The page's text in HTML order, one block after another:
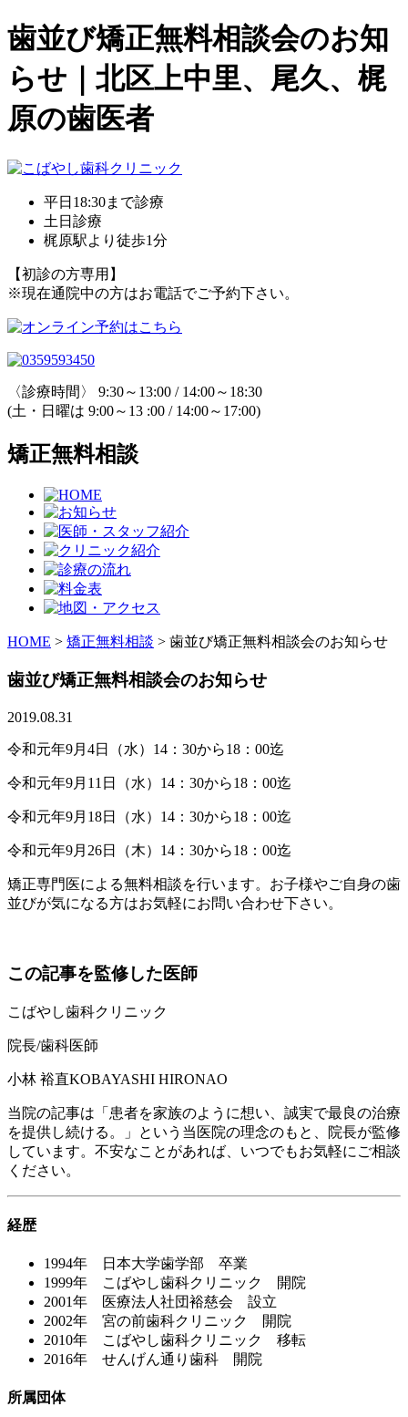
歯並び矯正無料相談会のお知
らせ｜北区上中里、尾久、梶
原の歯医者
平日18:30まで診療
土日診療
梶原駅より徒歩1分
【初診の方専用】
※現在通院中の方はお電話でご予約下さい。
〈診療時間〉 9:30～13:00 / 14:00～18:30
(土・日曜は 9:00～13 :00 / 14:00～17:00)
矯正無料相談
HOME > 矯正無料相談 > 歯並び矯正無料相談会のお知らせ
歯並び矯正無料相談会のお知らせ
2019.08.31
令和元年9月4日（水）14：30から18：00迄
令和元年9月11日（水）14：30から18：00迄
令和元年9月18日（水）14：30から18：00迄
令和元年9月26日（木）14：30から18：00迄
矯正専門医による無料相談を行います。お子様やご自身の歯
並びが気になる方はお気軽にお問い合わせ下さい。
この記事を監修した医師
こばやし歯科クリニック
院長/歯科医師
小林 裕直KOBAYASHI HIRONAO
当院の記事は「患者を家族のように想い、誠実で最良の治療
を提供し続ける。」という当医院の理念のもと、院長が監修
しています。不安なことがあれば、いつでもお気軽にご相談
ください。
経歴
1994年 日本大学歯学部 卒業
1999年 こばやし歯科クリニック 開院
2001年 医療法人社団裕慈会 設立
2002年 宮の前歯科クリニック 開院
2010年 こばやし歯科クリニック 移転
2016年 せんげん通り歯科 開院
所属団体